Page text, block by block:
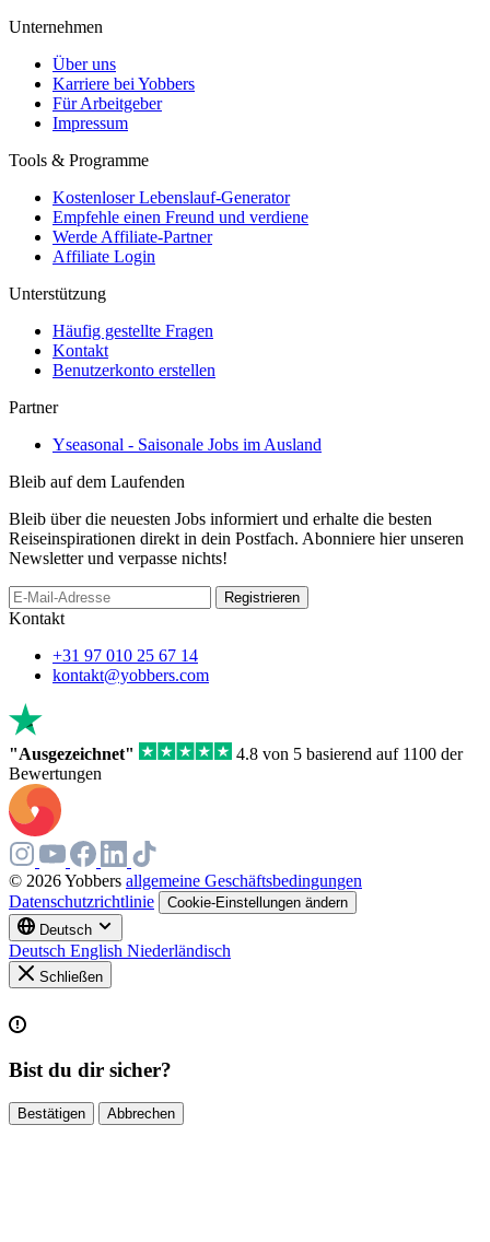
Unternehmen
Über uns
Karriere bei Yobbers
Für Arbeitgeber
Impressum
Tools & Programme
Kostenloser Lebenslauf-Generator
Empfehle einen Freund und verdiene
Werde Affiliate-Partner
Affiliate Login
Unterstützung
Häufig gestellte Fragen
Kontakt
Benutzerkonto erstellen
Partner
Yseasonal - Saisonale Jobs im Ausland
Bleib auf dem Laufenden
Bleib über die neuesten Jobs informiert und erhalte die besten
Reiseinspirationen direkt in dein Postfach. Abonniere hier unseren
Newsletter und verpasse nichts!
Registrieren
Kontakt
+31 97 010 25 67 14
kontakt@yobbers.com
"Ausgezeichnet"
4.8 von 5 basierend auf 1100 der
Bewertungen
© 2026 Yobbers allgemeine Geschäftsbedingungen
Datenschutzrichtlinie
Cookie-Einstellungen ändern
Deutsch
Deutsch English Niederländisch
Schließen
Bist du dir sicher?
Bestätigen Abbrechen